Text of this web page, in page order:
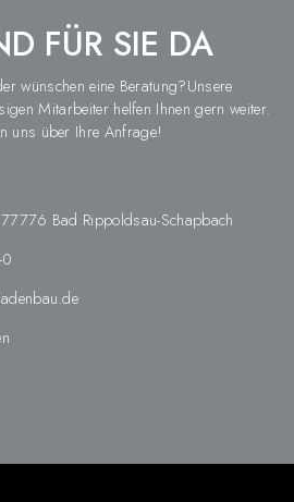
FÜR SIE DA
wünschen eine Beratung?Unsere
Mitarbeiter helfen Ihnen gern weiter.
uns über Ihre Anfrage!
Bad Rippoldsau-Schapbach